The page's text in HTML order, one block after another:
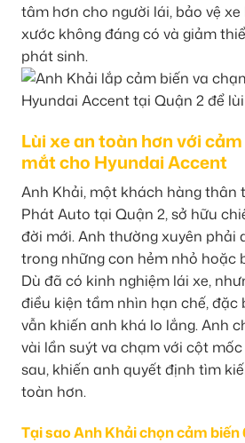
tâm hơn cho người lái, bảo vệ
xước không đáng có và giảm
phát sinh.
Lùi xe an toàn hơn với
mắt cho Hyundai Accent
Anh Khải, một khách hàng thân
Phát Auto tại Quận 2, sở hữu
đời mới. Anh thường xuyên phải
trong những con hẻm nhỏ hoặc
Dù đã có kinh nghiệm lái xe,
điều kiện tầm nhìn hạn chế, đặc
vẫn khiến anh khá lo lắng. Anh
vài lần suýt va chạm với cột
sau, khiến anh quyết định tìm
toàn hơn.
Tại sao Anh Khải chọn cảm